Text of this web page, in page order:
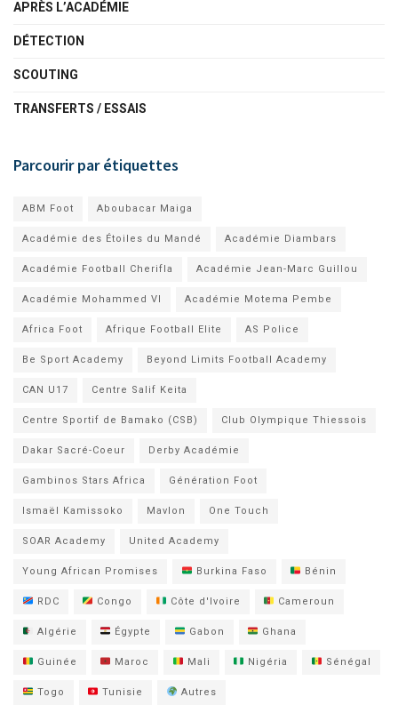
APRÈS L’ACADÉMIE
DÉTECTION
SCOUTING
TRANSFERTS / ESSAIS
Parcourir par étiquettes
ABM Foot Aboubacar Maiga
Académie des Étoiles du Mandé Académie Diambars
Académie Football Cherifla Académie Jean-Marc Guillou
Académie Mohammed VI Académie Motema Pembe
Africa Foot Afrique Football Elite AS Police
Be Sport Academy Beyond Limits Football Academy
CAN U17 Centre Salif Keita
Centre Sportif de Bamako (CSB) Club Olympique Thiessois
Dakar Sacré-Coeur Derby Académie
Gambinos Stars Africa Génération Foot
Ismaël Kamissoko Mavlon One Touch
SOAR Academy United Academy
Young African Promises Burkina Faso Bénin
RDC Congo Côte d'Ivoire Cameroun
Algérie Égypte Gabon Ghana
Guinée Maroc Mali Nigéria Sénégal
Togo Tunisie Autres